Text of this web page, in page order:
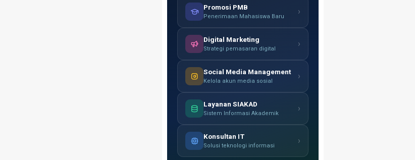
Promosi PMB
Penerimaan Mahasiswa Baru ›
Digital Marketing
Strategi pemasaran digital ›
Social Media Management
Kelola akun media sosial ›
Layanan SIAKAD
Sistem Informasi Akademik ›
Konsultan IT
Solusi teknologi informasi ›